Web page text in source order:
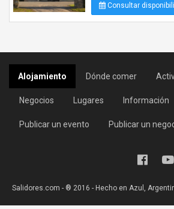
Consultar
Alojamiento Dónde comer
Negocios Lugares Información
Publicar un evento Publicar un
Salidores.com - ® 2016 - Hecho en Azul,